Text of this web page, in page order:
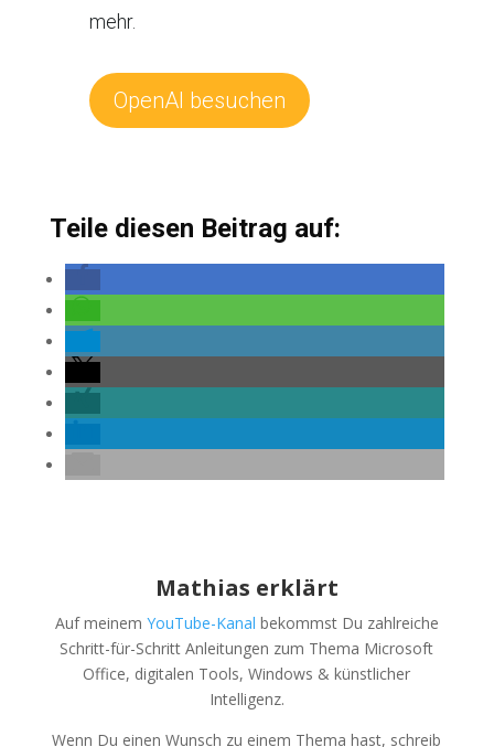
mehr.
OpenAI besuchen
Teile diesen Beitrag auf:
Mathias erklärt
Auf meinem YouTube-Kanal bekommst Du zahlreiche
Schritt-für-Schritt Anleitungen zum Thema Microsoft
Office, digitalen Tools, Windows & künstlicher
Intelligenz.
Wenn Du einen Wunsch zu einem Thema hast, schreib